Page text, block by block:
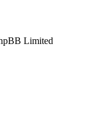
Limited